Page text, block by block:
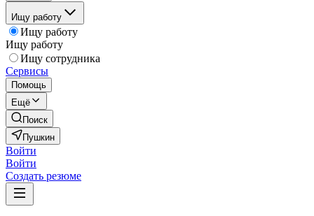
Ищу работу
Ищу работу
Ищу работу
Ищу сотрудника
Сервисы
Помощь
Ещё
Поиск
Пушкин
Войти
Войти
Создать резюме